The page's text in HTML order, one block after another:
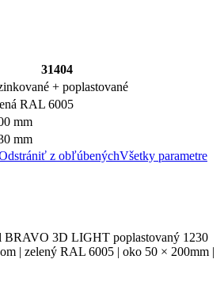
31404
+ poplastované
RAL 6005
mm
mm
z obľúbenýchVšetky parametre